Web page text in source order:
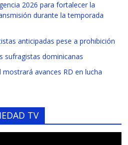
2026 para fortalecer la
durante la temporada
anticipadas pese a prohibición
sufragistas dominicanas
avances RD en lucha
TV